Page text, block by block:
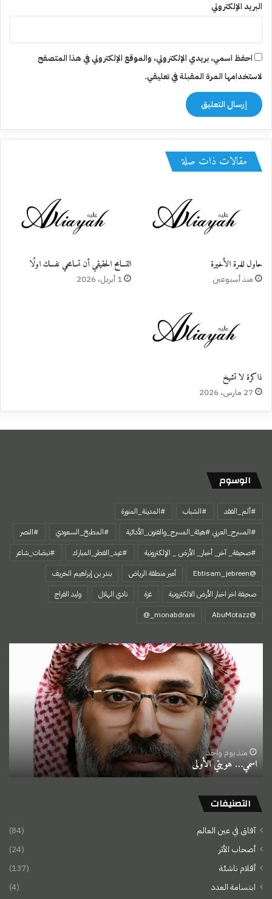
البريد الإلكتروني
احفظ اسمي، بريدي الإلكتروني، والموقع الإلكتروني في هذا المتصفح
لاستخدامها المرة المقبلة في تعليقي.
مقالات ذات صلة
حاول للمرة الأخيرة
منذ أسبوعين
التسامح الحقيقي أن تسامحي نفسك اولًا
1 أبريل، 2026
ذاكرة لا تشيخ
27 مارس، 2026
الوسوم
#ألم_الفقد #الشباب
#المدينة_المنورة
#المسرح_العربي #هيئة_المسرح_والفنون_الأدائية
#المطبخ_السعودي
#النصر
#صحيفة_ آخر_ أخبار_ الأرض _ الإلكترونية
#عيد_الفطر_المبارك
#نبضات_شاعر
@Ebtisam_jebreen
أمير منطقة الرياض
بندر بن إبراهيم الخريف
صحيفة اخر اخبار الأرض الالكترونية
غزة نادي الهلال
وليد الفراج
‏@AbuMotazz
منذ يوم واحد
اسمي… هويتي الأولى
التصنيفات
آفاق في عين العالم
(84)
أصحاب الأثر
(24)
أقلام ناشئة
(137)
ابتسامة العدد
(4)